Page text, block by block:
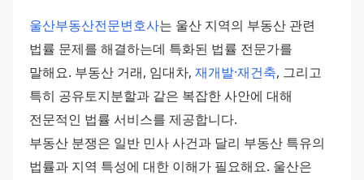
울산부동산전문변호사는 울산 지역의 부동산 관련
법률 문제를 해결하는데 특화된 법률 전문가를
말해요. 부동산 거래, 임대차, 재개발·재건축, 그리고
특히 공유토지분할과 같은 복잡한 사안에 대해
전문적인 법률 서비스를 제공합니다.
부동산 분쟁은 일반 민사 사건과 달리 부동산 특유의
법률과 지역 특성에 대한 이해가 필요해요. 울산은